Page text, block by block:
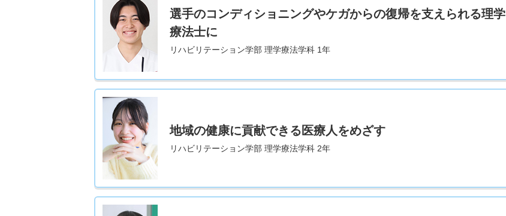
選手のコンディショニングやケガからの復帰を支えられる理学
療法士に
リハビリテーション学部 理学療法学科 1年
地域の健康に貢献できる医療人をめざす
リハビリテーション学部 理学療法学科 2年